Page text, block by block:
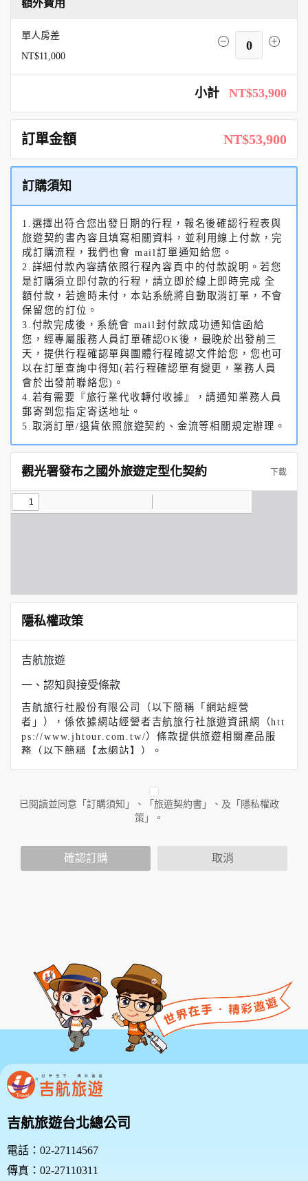
額外費用
單人房差
NT$11,000
0
小計 NT$53,900
訂單金額 NT$53,900
訂購須知
1.選擇出符合您出發日期的行程，報名後確認行程表與
旅遊契約書內容且填寫相關資料，並利用線上付款，完
成訂購流程，我們也會 mail訂單通知給您。
2.詳細付款內容請依照行程內容頁中的付款說明。若您
是訂購須立即付款的行程，請立即於線上即時完成 全
額付款，若逾時未付，本站系統將自動取消訂單，不會
保留您的訂位。
3.付款完成後，系統會 mail封付款成功通知信函給
您，經專屬服務人員訂單確認OK後，最晚於出發前三
天，提供行程確認單與團體行程確認文件給您，您也可
以在訂單查詢中得知(若行程確認單有變更，業務人員
會於出發前聯絡您)。
4.若有需要『旅行業代收轉付收據』，請通知業務人員
郵寄到您指定寄送地址。
5.取消訂單/退貨依照旅遊契約、金流等相關規定辦理。
觀光署發布之國外旅遊定型化契約 下載
隱私權政策
吉航旅遊
一、認知與接受條款
吉航旅行社股份有限公司（以下簡稱「網站經營
者」），係依據網站經營者吉航旅行社旅遊資訊網（htt
ps://www.jhtour.com.tw/）條款提供旅遊相關產品服
務（以下簡稱【本網站】）。
即表示您已閱讀、了解並同意接受本服務條款之所有內
容。如果您不同意本服務條款的內容，或者您所屬的國
家或地域排除本服務條款內容之全部或部分時，您應立
時，可能會依據該特定功能之性質，而須遵守本服務所
另行公告之服務條款或相關規定。此另行公告之服務條
人閱讀、了解並同意本服務條款之所有內容及其後之修
改變更，方得使用本服務。當您使用本服務時，即推定
您的父母或監護人已閱讀、了解並同意接受本服務條款
之所有內容及其後之修改變更。
二、服務簡介
三、會員規範的修改
本網站有權隨時修改本規範。如果你不同意修改的內
容，請勿繼續使用本服務。如果你繼續使用本網站服
務，則表示您同意並接受本規範之任何修改。
您於任何修改或變更後繼續使用良友旅遊網，視為您已
閱讀、瞭解並同意接受該等修改或變更。
如果您不同意本約定書的內容，或者您所屬的國家或地
已閱讀並同意「訂購須知」、「旅遊契約書」、及「隱私權政
策」。
確認訂購 取消
吉航旅遊台北總公司
電話：02-27114567
傳真：02-27110311